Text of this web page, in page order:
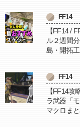
FF14
【FF14 /
ル２週間
島・開拓
FF14
【FF14攻
ラ武器「
マクロま